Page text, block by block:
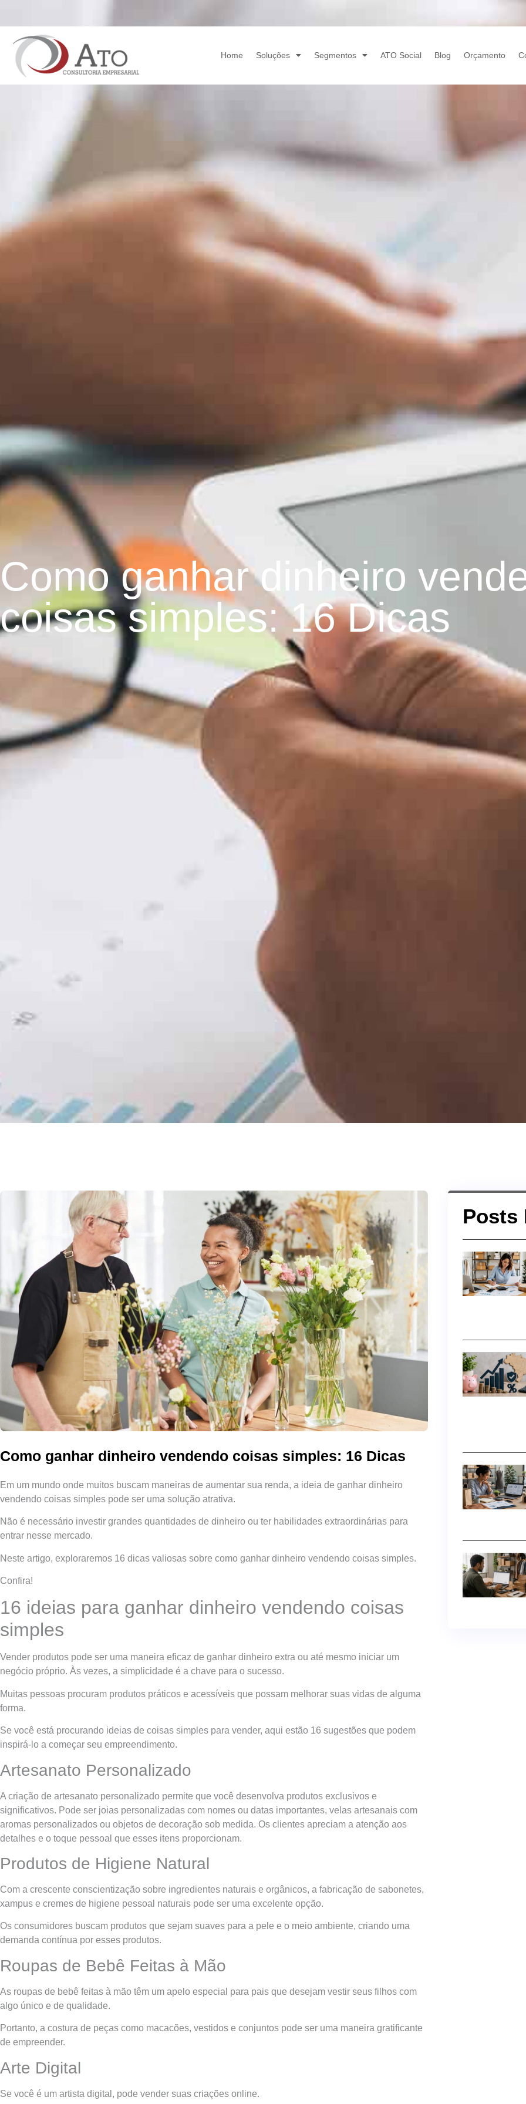
Home Soluções Segmentos ATO Social Blog Orçamento
Como ganhar dinheiro
coisas simples: 16 Dicas
Como ganhar dinheiro vendendo coisas simples: 16 Dicas
Em um mundo onde muitos buscam maneiras de aumentar sua renda, a ideia de ganhar dinheiro
vendendo coisas simples pode ser uma solução atrativa.
Não é necessário investir grandes quantidades de dinheiro ou ter habilidades extraordinárias para
entrar nesse mercado.
Neste artigo, exploraremos 16 dicas valiosas sobre como ganhar dinheiro vendendo coisas simples.
Confira!
16 ideias para ganhar dinheiro vendendo coisas
simples
Vender produtos pode ser uma maneira eficaz de ganhar dinheiro extra ou até mesmo iniciar um
negócio próprio. Às vezes, a simplicidade é a chave para o sucesso.
Muitas pessoas procuram produtos práticos e acessíveis que possam melhorar suas vidas de alguma
forma.
Se você está procurando ideias de coisas simples para vender, aqui estão 16 sugestões que podem
inspirá-lo a começar seu empreendimento.
Artesanato Personalizado
A criação de artesanato personalizado permite que você desenvolva produtos exclusivos e
significativos. Pode ser joias personalizadas com nomes ou datas importantes, velas artesanais com
aromas personalizados ou objetos de decoração sob medida. Os clientes apreciam a atenção aos
detalhes e o toque pessoal que esses itens proporcionam.
Produtos de Higiene Natural
Com a crescente conscientização sobre ingredientes naturais e orgânicos, a fabricação de sabonetes,
xampus e cremes de higiene pessoal naturais pode ser uma excelente opção.
Os consumidores buscam produtos que sejam suaves para a pele e o meio ambiente, criando uma
demanda contínua por esses produtos.
Roupas de Bebê Feitas à Mão
As roupas de bebê feitas à mão têm um apelo especial para pais que desejam vestir seus filhos com
algo único e de qualidade.
Portanto, a costura de peças como macacões, vestidos e conjuntos pode ser uma maneira gratificante
de empreender.
Arte Digital
Se você é um artista digital, pode vender suas criações online.
Posts